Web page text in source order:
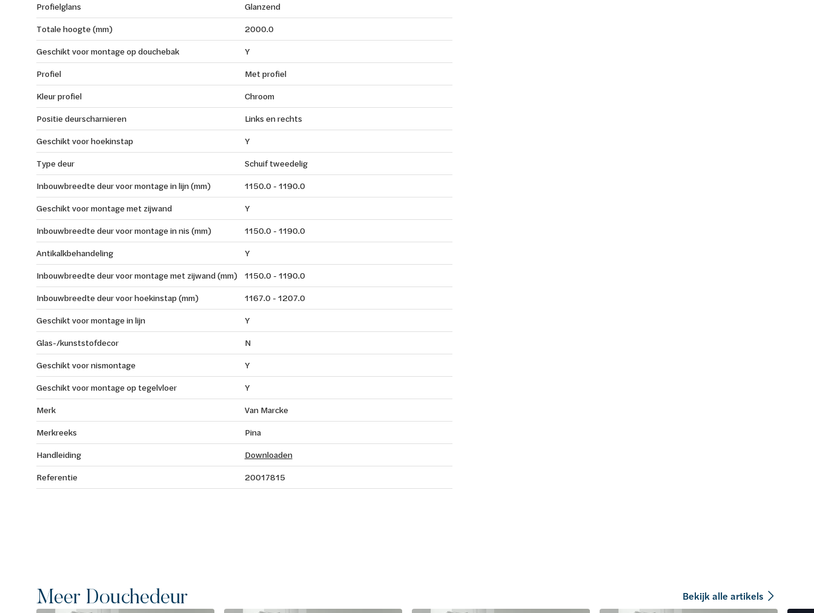
Profielglans
Glanzend
Totale hoogte (mm)
2000.0
Geschikt voor montage op douchebak
Y
Profiel
Met profiel
Kleur profiel
Chroom
Positie deurscharnieren
Links en rechts
Geschikt voor hoekinstap
Y
Type deur
Schuif tweedelig
Inbouwbreedte deur voor montage in lijn (mm)
1150.0 - 1190.0
Geschikt voor montage met zijwand
Y
Inbouwbreedte deur voor montage in nis (mm)
1150.0 - 1190.0
Antikalkbehandeling
Y
Inbouwbreedte deur voor montage met zijwand (mm)
1150.0 - 1190.0
Inbouwbreedte deur voor hoekinstap (mm)
1167.0 - 1207.0
Geschikt voor montage in lijn
Y
Glas-/kunststofdecor
N
Geschikt voor nismontage
Y
Geschikt voor montage op tegelvloer
Y
Merk
Van Marcke
Merkreeks
Pina
Handleiding
Downloaden
Referentie
20017815
Meer Douchedeur Bekijk alle artikels